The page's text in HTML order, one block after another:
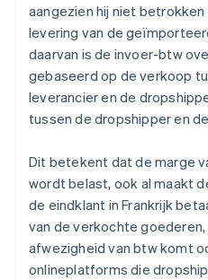
aangezien hij niet
levering van de
daarvan is de invoer-btw
gebaseerd op de verkoop
leverancier en de
tussen de dropshipper en
Dit betekent dat de marge
wordt belast, ook al maakt
de eindklant in Frankrijk
van de verkochte goederen,
afwezigheid van btw komt
onlineplatforms die